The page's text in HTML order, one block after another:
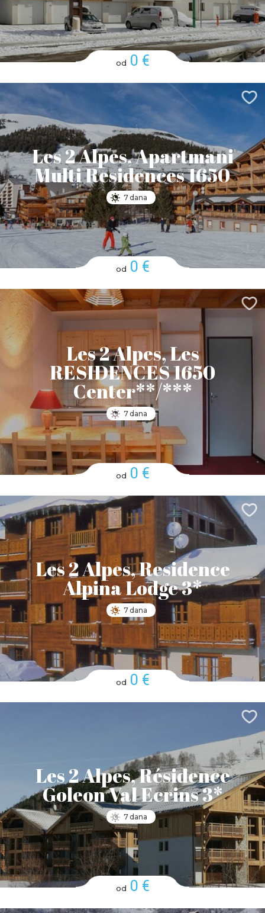
od 0 €
Les 2 Alpes, Apartmani
Multi Residences 1650
7 dana
od 0 €
Les 2 Alpes, Les
RESIDENCES 1650
Center**/***
7 dana
od 0 €
Les 2 Alpes, Residence
Alpina Lodge 3*
7 dana
od 0 €
Les 2 Alpes, Résidence
Goleon Val Ecrins 3*
7 dana
od 0 €